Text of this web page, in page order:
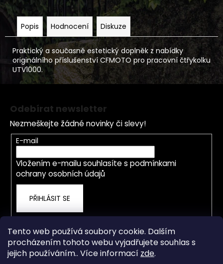
Tento web používá soubory cookie. Dalším
procházením tohoto webu vyjadřujete souhlas s
jejich používáním.. Více informací zde.
Popis Hodnocení Diskuze
Praktický a současně estetický doplněk z nabídky
originálního příslušenství CFMOTO pro pracovní čtřykolku
UTV1000.
Odebírat newsletter
Nezmeškejte žádné novinky či slevy!
E-mail
Vložením e-mailu souhlasíte s podmínkami
ochrany osobních údajů
PŘIHLÁSIT SE